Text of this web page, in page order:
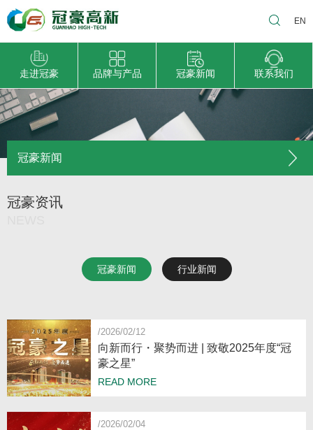
EN
走进冠豪 品牌与产品 冠豪新闻 联系我们
冠豪新闻
冠豪资讯
冠豪新闻 行业新闻
/2026/02/12
向新而行・聚势而进 | 致敬2025年度“冠
豪之星”
READ MORE
/2026/02/04